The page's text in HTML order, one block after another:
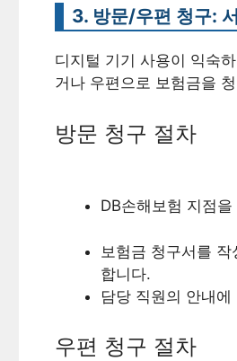
3. 방문/우편 청구:
디지털 기기 사용이 익숙
거나 우편으로 보험금을
방문 청구 절차
DB손해보험 지점
보험금 청구서를
합니다.
담당 직원의 안내
우편 청구 절차